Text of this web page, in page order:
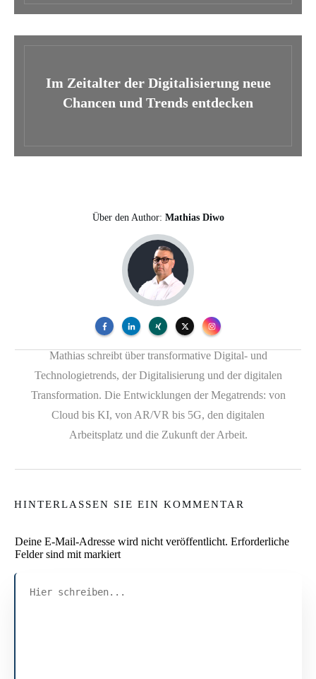
Im Zeitalter der Digitalisierung neue
Chancen und Trends entdecken
Über den Author: Mathias Diwo
Mathias schreibt über transformative Digital- und
Technologietrends, der Digitalisierung und der digitalen
Transformation. Die Entwicklungen der Megatrends: von
Cloud bis KI, von AR/VR bis 5G, den digitalen
Arbeitsplatz und die Zukunft der Arbeit.
HINTERLASSEN SIE EIN KOMMENTAR
Deine E-Mail-Adresse wird nicht veröffentlicht. Erforderliche
Felder sind mit markiert